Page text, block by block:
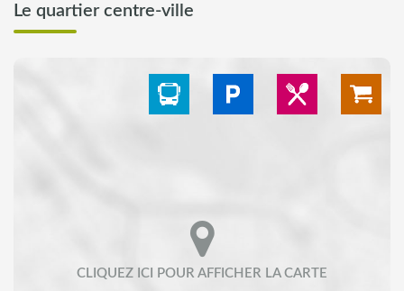
Le quartier centre-ville